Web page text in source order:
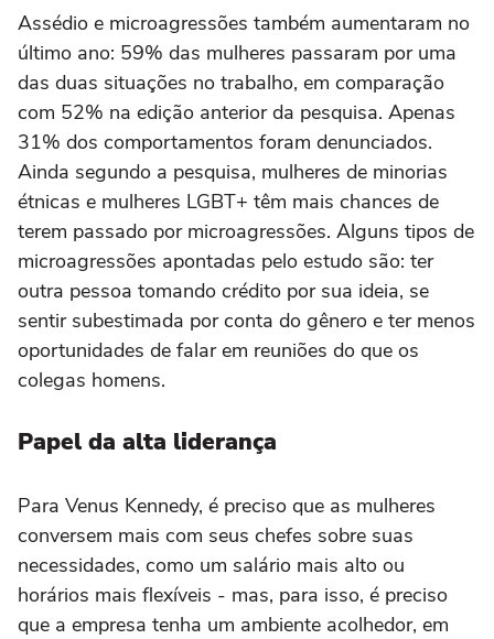
Assédio e microagressões também aumentaram no
último ano: 59% das mulheres passaram por uma
das duas situações no trabalho, em comparação
com 52% na edição anterior da pesquisa. Apenas
31% dos comportamentos foram denunciados.
Ainda segundo a pesquisa, mulheres de minorias
étnicas e mulheres LGBT+ têm mais chances de
terem passado por microagressões. Alguns tipos de
microagressões apontadas pelo estudo são: ter
outra pessoa tomando crédito por sua ideia, se
sentir subestimada por conta do gênero e ter menos
oportunidades de falar em reuniões do que os
colegas homens.
Papel da alta liderança
Para Venus Kennedy, é preciso que as mulheres
conversem mais com seus chefes sobre suas
necessidades, como um salário mais alto ou
horários mais flexíveis - mas, para isso, é preciso
que a empresa tenha um ambiente acolhedor, em